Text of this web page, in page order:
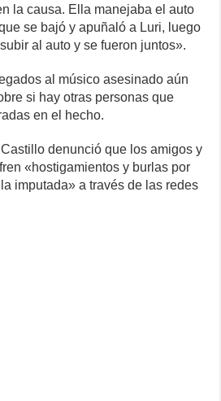
la causa. Ella manejaba el auto
se bajó y apuñaló a Luri, luego
al auto y se fueron juntos».
al músico asesinado aún
si hay otras personas que
en el hecho.
denunció que los amigos y
«hostigamientos y burlas por
imputada» a través de las redes